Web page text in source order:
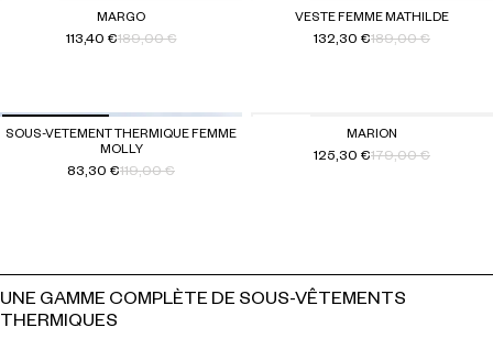
MARGO
Prix habituel189,00 €
Prix soldé
113,40 €
VESTE FEMME MATHILDE
Prix habituel189,00 €
Prix soldé
132,30 €
-30 %
SOUS-VETEMENT THERMIQUE FEMME
MOLLY
Prix habituel119,00 €
Prix soldé
83,30 €
NOUVEAUTÉ
MARION
Prix habituel179,00 €
Prix soldé
125,30 €
UNE GAMME COMPLÈTE DE SOUS-VÊTEMENTS
THERMIQUES